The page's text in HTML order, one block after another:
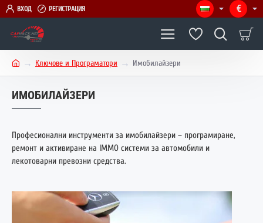
ВХОД РЕГИСТРАЦИЯ €
m
e
Ключове и Програматори Имобилайзери
ИМОБИЛАЙЗЕРИ
Професионални инструменти за имобилайзери – програмиране,
ремонт и активиране на IMMO системи за автомобили и
лекотоварни превозни средства.